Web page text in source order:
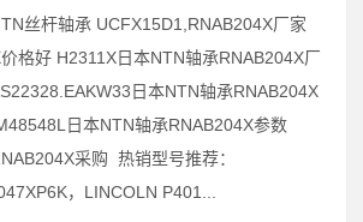
丝杆轴承 UCFX15D1,RNAB204X厂家
格好 H2311X日本NTN轴承RNAB204X厂
日本NTN轴承RNAB204X
日本NTN轴承RNAB204X参数
采购 热销型号推荐：
，LINCOLN P401...